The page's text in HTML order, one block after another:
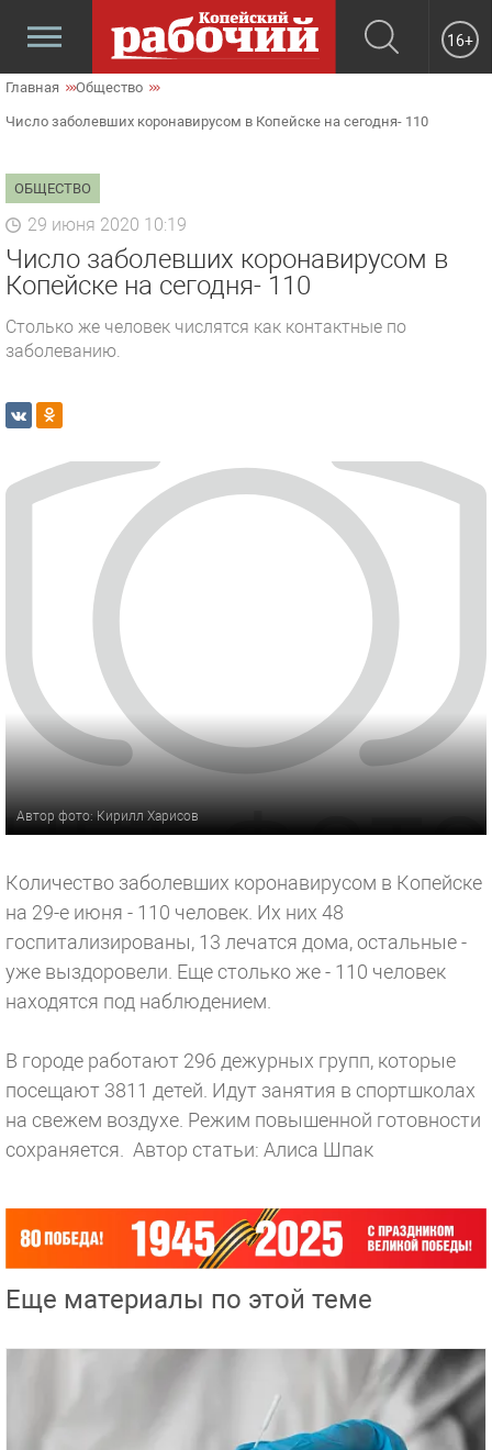
16+
Главная Общество
Число заболевших коронавирусом в Копейске на сегодня- 110
ОБЩЕСТВО
29 июня 2020 10:19
Число заболевших коронавирусом в
Копейске на сегодня- 110
Столько же человек числятся как контактные по
заболеванию.
Автор фото: Кирилл Харисов
Количество заболевших коронавирусом в Копейске
на 29-е июня - 110 человек. Их них 48
госпитализированы, 13 лечатся дома, остальные -
уже выздоровели. Еще столько же - 110 человек
находятся под наблюдением.
В городе работают 296 дежурных групп, которые
посещают 3811 детей. Идут занятия в спортшколах
на свежем воздухе. Режим повышенной готовности
сохраняется. Автор статьи: Алиса Шпак
Еще материалы по этой теме